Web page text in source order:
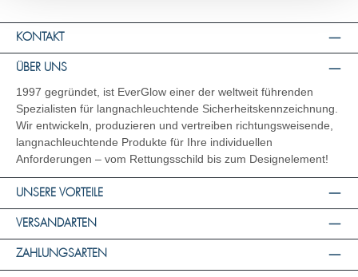
KONTAKT
ÜBER UNS
1997 gegründet, ist EverGlow einer der weltweit führenden
Spezialisten für langnachleuchtende Sicherheitskennzeichnung.
Wir entwickeln, produzieren und vertreiben richtungsweisende,
langnachleuchtende Produkte für Ihre individuellen
Anforderungen – vom Rettungsschild bis zum Designelement!
UNSERE VORTEILE
VERSANDARTEN
ZAHLUNGSARTEN